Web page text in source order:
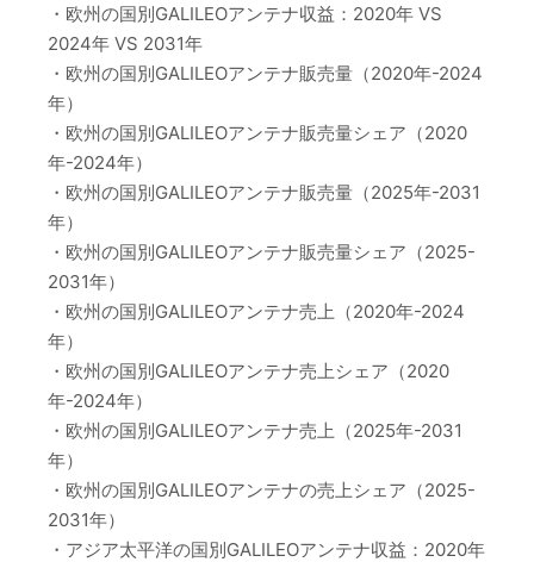
・欧州の国別GALILEOアンテナ収益：2020年 VS
2024年 VS 2031年
・欧州の国別GALILEOアンテナ販売量（2020年-2024
年）
・欧州の国別GALILEOアンテナ販売量シェア（2020
年-2024年）
・欧州の国別GALILEOアンテナ販売量（2025年-2031
年）
・欧州の国別GALILEOアンテナ販売量シェア（2025-
2031年）
・欧州の国別GALILEOアンテナ売上（2020年-2024
年）
・欧州の国別GALILEOアンテナ売上シェア（2020
年-2024年）
・欧州の国別GALILEOアンテナ売上（2025年-2031
年）
・欧州の国別GALILEOアンテナの売上シェア（2025-
2031年）
・アジア太平洋の国別GALILEOアンテナ収益：2020年